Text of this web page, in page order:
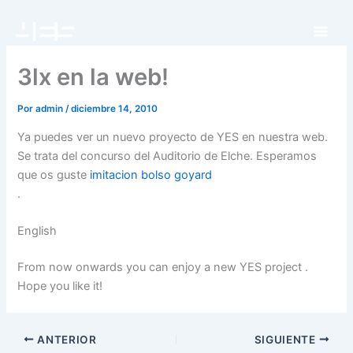
3lx en la web!
Poradmin/diciembre 14, 2010
Ya puedes ver un nuevo proyecto de YES en nuestra web.
Se trata del concurso del Auditorio de Elche. Esperamos
que os guste imitacion bolso goyard
.
English
From now onwards you can enjoy a new YES project .
Hope you like it!
ANTERIOR SIGUIENTE